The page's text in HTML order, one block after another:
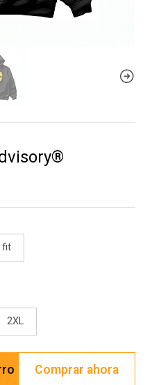
fit
2XL
Comprar ahora